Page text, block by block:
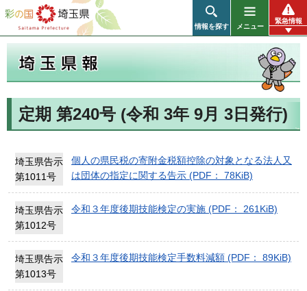
彩の国 埼玉県
情報を探す メニュー
緊急情報
定期 第240号 (令和 3年 9月 3日発行)
埼玉県告示
第1011号
個人の県民税の寄附金税額控除の対象となる法人又
は団体の指定に関する告示 (PDF： 78KiB)
埼玉県告示
第1012号
令和３年度後期技能検定の実施 (PDF： 261KiB)
埼玉県告示
第1013号
令和３年度後期技能検定手数料減額 (PDF： 89KiB)